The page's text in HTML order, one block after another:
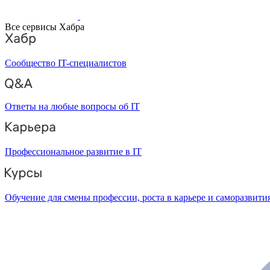
Все сервисы Хабра
Сообщество IT-специалистов
Ответы на любые вопросы об IT
Профессиональное развитие в IT
Обучение для смены профессии, роста в карьере и